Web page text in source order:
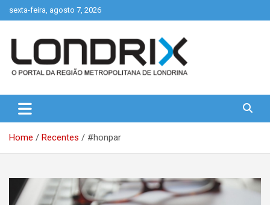
to
sexta-feira, agosto 7, 2026
Londrix
Home Recentes #honpar